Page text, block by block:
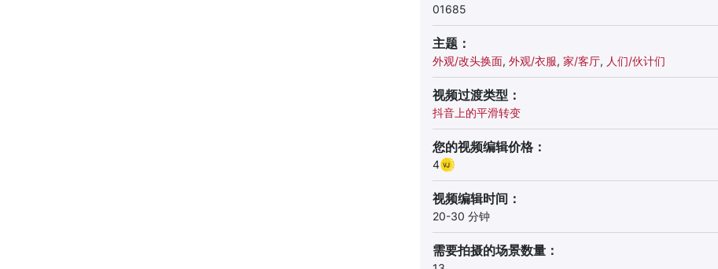
01685
主题：
外观/改头换面, 外观/衣服, 家/客厅, 人们/伙计们
视频过渡类型：
抖音上的平滑转变
您的视频编辑价格：
4
视频编辑时间：
20-30 分钟
需要拍摄的场景数量：